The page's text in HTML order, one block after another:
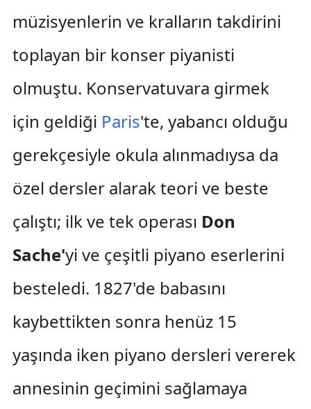
müzisyenlerin ve kralların takdirini
toplayan bir konser piyanisti
olmuştu. Konservatuvara girmek
için geldiği Paris'te, yabancı olduğu
gerekçesiyle okula alınmadıysa da
özel dersler alarak teori ve beste
çalıştı; ilk ve tek operası Don
Sache'yi ve çeşitli piyano eserlerini
besteledi. 1827'de babasını
kaybettikten sonra henüz 15
yaşında iken piyano dersleri vererek
annesinin geçimini sağlamaya